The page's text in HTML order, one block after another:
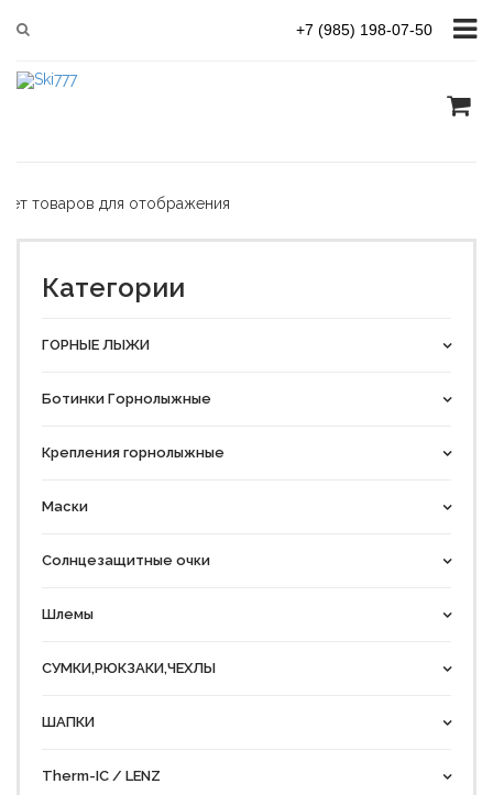
+7 (985) 198-07-50
Нет товаров для отображения
Категории
ГОРНЫЕ ЛЫЖИ
Ботинки Горнолыжные
Крепления горнолыжные
Маски
Солнцезащитные очки
Шлемы
СУМКИ,РЮКЗАКИ,ЧЕХЛЫ
ШАПКИ
Therm-IC / LENZ